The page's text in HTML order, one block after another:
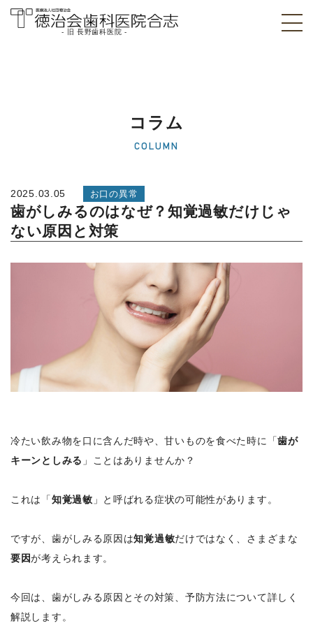
医院]｜熊本県合志
- 旧 長野歯科医院 -
コラム
COLUMN
2025.03.05 お口の異常
歯がしみるのはなぜ？知覚過敏だけじゃ
ない原因と対策
冷たい飲み物を口に含んだ時や、甘いものを食べた時に「歯が
キーンとしみる 」ことはありませんか？
これは「知覚過敏 」と呼ばれる症状の可能性があります。
ですが、歯がしみる原因は知覚過敏だけではなく、さまざまな
要因が考えられます。
今回は、歯がしみる原因とその対策、予防方法について詳しく
解説します。